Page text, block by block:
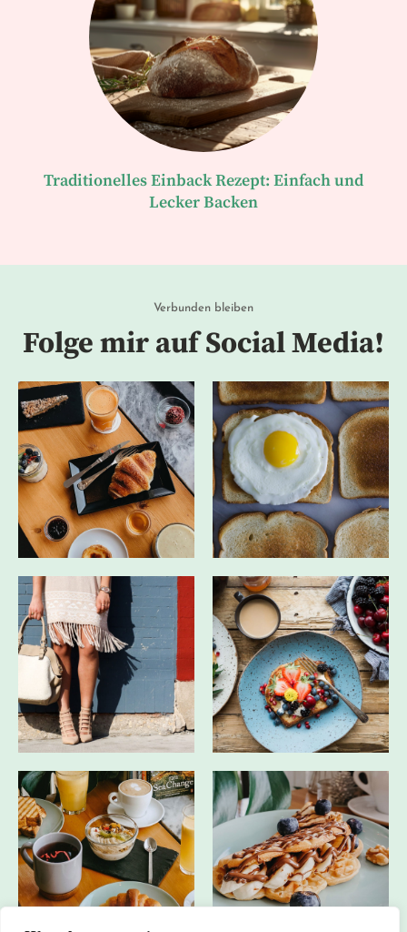
Traditionelles Einback Rezept: Einfach und
Lecker Backen
Verbunden bleiben
Folge mir auf Social Media!